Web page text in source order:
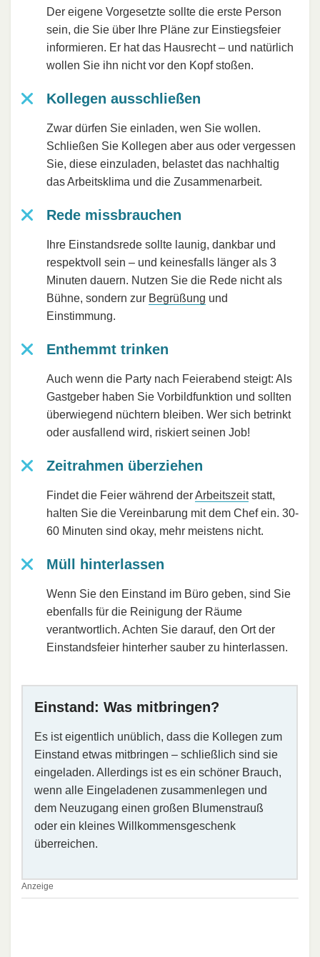
Der eigene Vorgesetzte sollte die erste Person
sein, die Sie über Ihre Pläne zur Einstiegsfeier
informieren. Er hat das Hausrecht – und natürlich
wollen Sie ihn nicht vor den Kopf stoßen.
Kollegen ausschließen
Zwar dürfen Sie einladen, wen Sie wollen.
Schließen Sie Kollegen aber aus oder vergessen
Sie, diese einzuladen, belastet das nachhaltig
das Arbeitsklima und die Zusammenarbeit.
Rede missbrauchen
Ihre Einstandsrede sollte launig, dankbar und
respektvoll sein – und keinesfalls länger als 3
Minuten dauern. Nutzen Sie die Rede nicht als
Bühne, sondern zur Begrüßung und
Einstimmung.
Enthemmt trinken
Auch wenn die Party nach Feierabend steigt: Als
Gastgeber haben Sie Vorbildfunktion und sollten
überwiegend nüchtern bleiben. Wer sich betrinkt
oder ausfallend wird, riskiert seinen Job!
Zeitrahmen überziehen
Findet die Feier während derArbeitszeitstatt,
halten Sie die Vereinbarung mit dem Chef ein. 30-
60 Minuten sind okay, mehr meistens nicht.
Müll hinterlassen
Wenn Sie den Einstand im Büro geben, sind Sie
ebenfalls für die Reinigung der Räume
verantwortlich. Achten Sie darauf, den Ort der
Einstandsfeier hinterher sauber zu hinterlassen.
Einstand: Was mitbringen?
Es ist eigentlich unüblich, dass die Kollegen zum
Einstand etwas mitbringen – schließlich sind sie
eingeladen. Allerdings ist es ein schöner Brauch,
wenn alle Eingeladenen zusammenlegen und
dem Neuzugang einen großen Blumenstrauß
oder ein kleines Willkommensgeschenk
überreichen.
Anzeige